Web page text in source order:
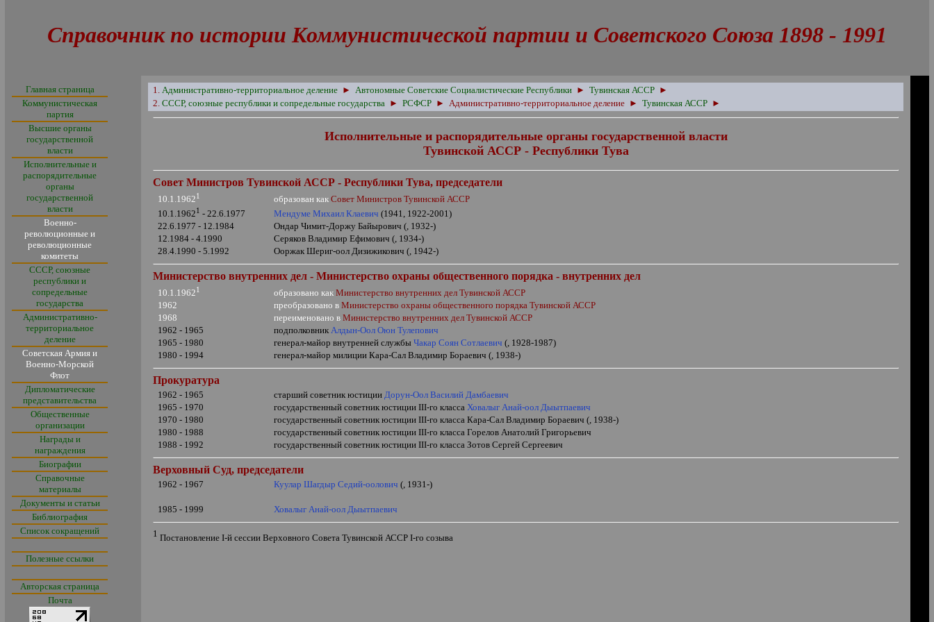
Справочник по истории Коммунистической партии и Советского Союза 1898 - 1991
Главная страница
Коммунистическая
партия
Высшие органы
государственной
власти
Исполнительные и
распорядительные
органы
государственной
власти
Военно-
революционные и
революционные
комитеты
СССР, союзные
республики и
сопредельные
государства
Административно-
территориальное
деление
Советская Армия и
Военно-Морской
Флот
Дипломатические
представительства
Общественные
организации
Награды и
награждения
Биографии
Справочные
материалы
Документы и статьи
Библиография
Список сокращений
Полезные ссылки
Авторская страница
Почта
1.Административно-территориальное деление ► Автономные Советские Социалистические Республики ► Тувинская АССР ►
2.СССР, союзные республики и сопредельные государства ► РСФСР ► Административно-территориальное деление ► Тувинская АССР ►
Исполнительные и распорядительные органы государственной власти
Тувинской АССР - Республики Тува
Совет Министров Тувинской АССР - Республики Тува, председатели
10.1.19621 образован какСовет Министров Тувинской АССР
10.1.19621 - 22.6.1977 Мендуме Михаил Клаевич (1941, 1922-2001)
22.6.1977 - 12.1984
Ондар Чимит-Доржу Байырович (, 1932-)
12.1984 - 4.1990
Серяков Владимир Ефимович (, 1934-)
28.4.1990 - 5.1992
Ооржак Шериг-оол Дизижикович (, 1942-)
Министерство внутренних дел - Министерство охраны общественного порядка - внутренних дел
10.1.19621 образовано какМинистерство внутренних дел Тувинской АССР
1962
преобразовано вМинистерство охраны общественного порядка Тувинской АССР
1968
переименовано вМинистерство внутренних дел Тувинской АССР
1962 - 1965
подполковникАлдын-Оол Оюн Тулепович
1965 - 1980
генерал-майор внутренней службыЧакар Соян Сотлаевич (, 1928-1987)
1980 - 1994
генерал-майор милиции Кара-Сал Владимир Бораевич (, 1938-)
Прокуратура
1962 - 1965 старший советник юстицииДорун-Оол Василий Дамбаевич
1965 - 1970
государственный советник юстицииIII-го классаХовалыг Анай-оол Дыытпаевич
1970 - 1980
государственный советник юстицииIII-го класса Кара-Сал Владимир Бораевич (, 1938-)
1980 - 1988
государственный советник юстицииIII-го класса Горелов Анатолий Григорьевич
1988 - 1992
государственный советник юстицииIII-го класса Зотов Сергей Сергеевич
Верховный Суд, председатели
1962 - 1967 Куулар Шагдыр Седий-оолович (, 1931-)
1985 - 1999 Ховалыг Анай-оол Дыытпаевич
1 ПостановлениеI-й сессии Верховного Совета Тувинской АССР I-го созыва